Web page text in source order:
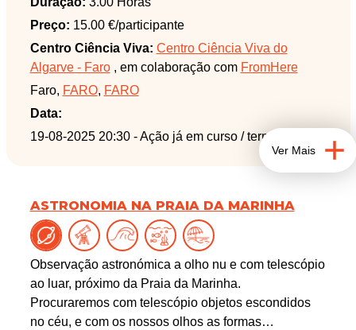
lojas de bússolas? Como nos orientaríamos para
regressar a terra?
Esta atividade explora este cenário e decorre na
área protegida Parque Natural da Ria Formosa.
Atenção: Pagamentos não reembolsáveis, exceto se
devido a cancelamento da organização.
Atividade sujeita a alteração ou cancelamento
devido a condições meteorológicas que impeçam
Durante a entrada e saída do barco na ilha há
grande probabilidade de molhar pés e pernas,
caminharemos em cima de areia, e poderemos
encontrar mosquitos.
Preço: 15.00 €/participante
Centro Ciência Viva: Centro Ciência Viva do
Algarve - Faro, em colaboração com FromHere
Faro, FARO, FARO
Data:
19-08-2025 20:30 - Ação já em curso / terminada
Ver Mais
ASTRONOMIA NA PRAIA DA MARINHA
Observação astronómica a olho nu e com telescópio
ao luar, próximo da Praia da Marinha.
Procuraremos com telescópio objetos escondidos
no céu, e com os nossos olhos as formas